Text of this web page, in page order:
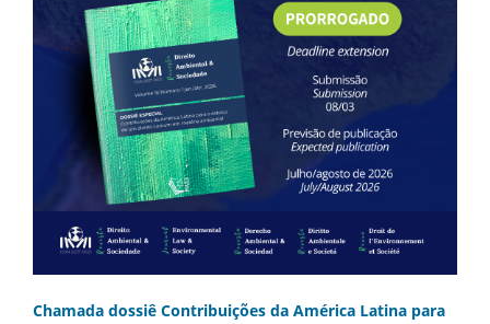
Chamada dossiê Contribuições da América Latina para